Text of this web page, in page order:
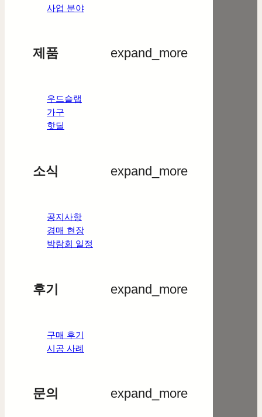
사업 분야
제품 expand_more
우드슬랩
가구
핫딜
소식 expand_more
공지사항
경매 현장
박람회 일정
후기 expand_more
구매 후기
시공 사례
문의 expand_more